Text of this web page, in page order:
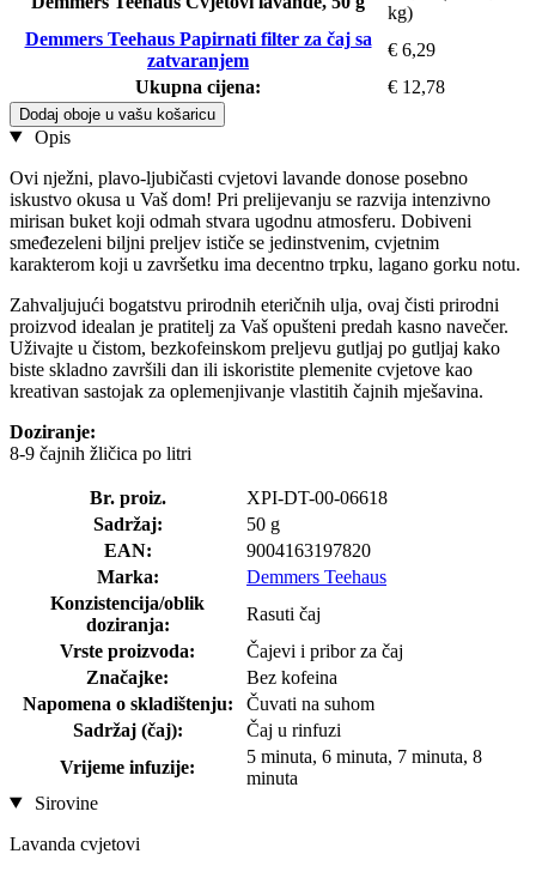
kg)
Demmers Teehaus Papirnati filter za čaj sa
zatvaranjem
€ 6,29
Ukupna cijena:
€ 12,78
Dodaj oboje u vašu košaricu
Opis
Ovi nježni, plavo-ljubičasti cvjetovi lavande donose posebno
iskustvo okusa u Vaš dom! Pri prelijevanju se razvija intenzivno
mirisan buket koji odmah stvara ugodnu atmosferu. Dobiveni
smeđezeleni biljni preljev ističe se jedinstvenim, cvjetnim
karakterom koji u završetku ima decentno trpku, lagano gorku notu.
Zahvaljujući bogatstvu prirodnih eteričnih ulja, ovaj čisti prirodni
proizvod idealan je pratitelj za Vaš opušteni predah kasno navečer.
Uživajte u čistom, bezkofeinskom preljevu gutljaj po gutljaj kako
biste skladno završili dan ili iskoristite plemenite cvjetove kao
kreativan sastojak za oplemenjivanje vlastitih čajnih mješavina.
Doziranje:
8-9 čajnih žličica po litri
Br. proiz.
XPI-DT-00-06618
Sadržaj:
50 g
EAN:
9004163197820
Marka:
Demmers Teehaus
Konzistencija/oblik
doziranja:
Rasuti čaj
Vrste proizvoda:
Čajevi i pribor za čaj
Značajke:
Bez kofeina
Napomena o skladištenju:
Čuvati na suhom
Sadržaj (čaj):
Čaj u rinfuzi
Vrijeme infuzije:
5 minuta, 6 minuta, 7 minuta, 8
minuta
Sirovine
Lavanda cvjetovi